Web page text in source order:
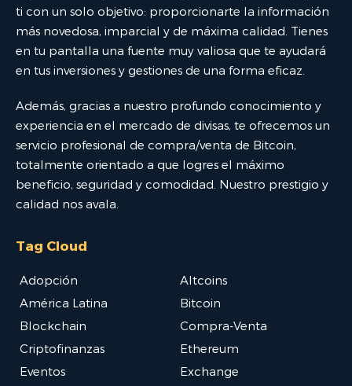
ti con un solo objetivo: proporcionarte la información
más novedosa, imparcial y de máxima calidad. Tienes
en tu pantalla una fuente muy valiosa que te ayudará
en tus inversiones y gestiones de una forma eficaz.
Además, gracias a nuestro profundo conocimiento y
experiencia en el mercado de divisas, te ofrecemos un
servicio profesional de compra/venta de Bitcoin,
totalmente orientado a que logres el máximo
beneficio, seguridad y comodidad. Nuestro prestigio y
calidad nos avala.
Tag Cloud
Adopción
Altcoins
América Latina
Bitcoin
Blockchain
Compra-Venta
Criptofinanzas
Ethereum
Eventos
Exchange